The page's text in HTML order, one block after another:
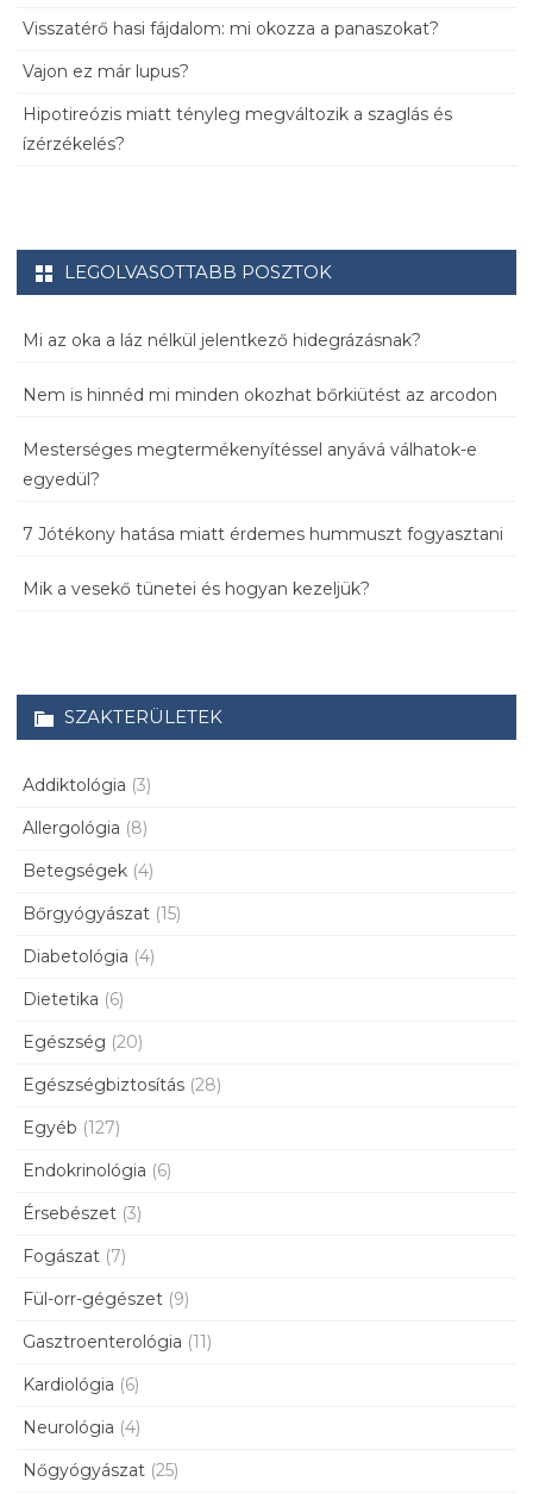
Visszatérő hasi fájdalom: mi okozza a panaszokat?
Vajon ez már lupus?
Hipotireózis miatt tényleg megváltozik a szaglás és
ízérzékelés?
LEGOLVASOTTABB POSZTOK
Mi az oka a láz nélkül jelentkező hidegrázásnak?
Nem is hinnéd mi minden okozhat bőrkiütést az arcodon
Mesterséges megtermékenyítéssel anyává válhatok-e
egyedül?
7 Jótékony hatása miatt érdemes hummuszt fogyasztani
Mik a vesekő tünetei és hogyan kezeljük?
SZAKTERÜLETEK
Addiktológia (3)
Allergológia (8)
Betegségek (4)
Bőrgyógyászat (15)
Diabetológia (4)
Dietetika (6)
Egészség (20)
Egészségbiztosítás (28)
Egyéb (127)
Endokrinológia (6)
Érsebészet (3)
Fogászat (7)
Fül-orr-gégészet (9)
Gasztroenterológia (11)
Kardiológia (6)
Neurológia (4)
Nőgyógyászat (25)